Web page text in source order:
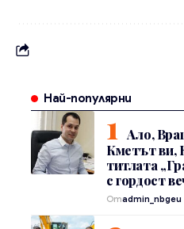
Най-популярни
Ало,
Кметът ви,
титлата
с гордост
Отadmin_nbgeu